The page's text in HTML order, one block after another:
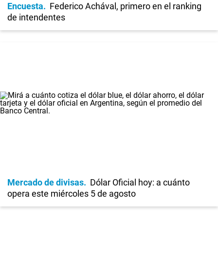
Encuesta
Federico Achával, primero en el ranking
de intendentes
Mercado de divisas
Dólar Oficial hoy: a cuánto
opera este miércoles 5 de agosto